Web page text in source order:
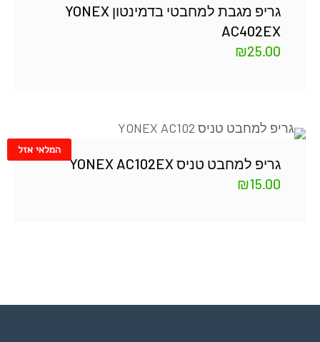
גריפ מגבת למחבטי בדמינטון YONEX
AC402EX
₪25.00
המלאי אזל
גריפ למחבט טניס YONEX AC102EX
₪15.00